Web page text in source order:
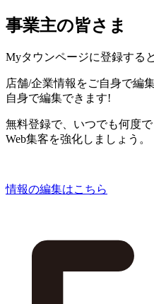
事業主の皆さま
Myタウンページに登録すると
店舗/企業情報をご自身で編
自身で編集できます!
無料登録で、いつでも何度
Web集客を強化しましょう。
情報の編集はこちら